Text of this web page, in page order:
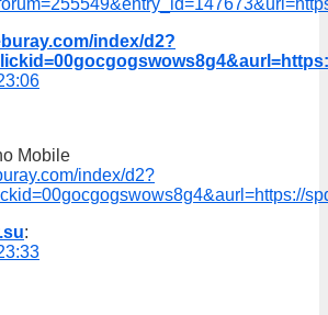
index/d2?
Mobile
index/d2?
: